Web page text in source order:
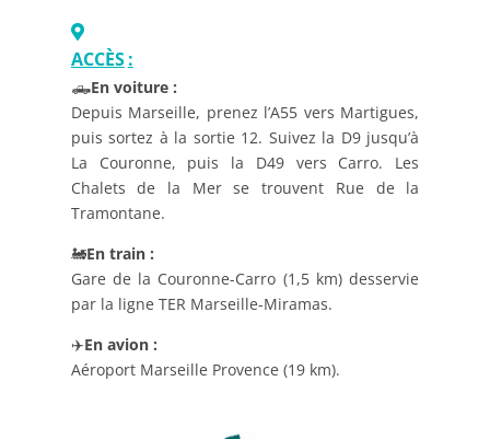
ACCÈS:
🛻En voiture :
Depuis Marseille, prenez l’A55 vers Martigues,
puis sortez à la sortie 12. Suivez la D9 jusqu’à
La Couronne, puis la D49 vers Carro. Les
Chalets de la Mer se trouvent Rue de la
Tramontane.
🚂En train :
Gare de la Couronne-Carro (1,5 km) desservie
par la ligne TER Marseille-Miramas.
✈️En avion :
Aéroport Marseille Provence (19 km).